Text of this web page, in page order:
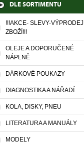
DLE SORTIMENTU
!!!AKCE- SLEVY-VÝPRODEJ
ZBOŽÍ!!!
OLEJE A DOPORUČENÉ
NÁPLNĚ
DÁRKOVÉ POUKAZY
DIAGNOSTIKA A NÁŘADÍ
KOLA, DISKY, PNEU
LITERATURA A MANUÁLY
MODELY